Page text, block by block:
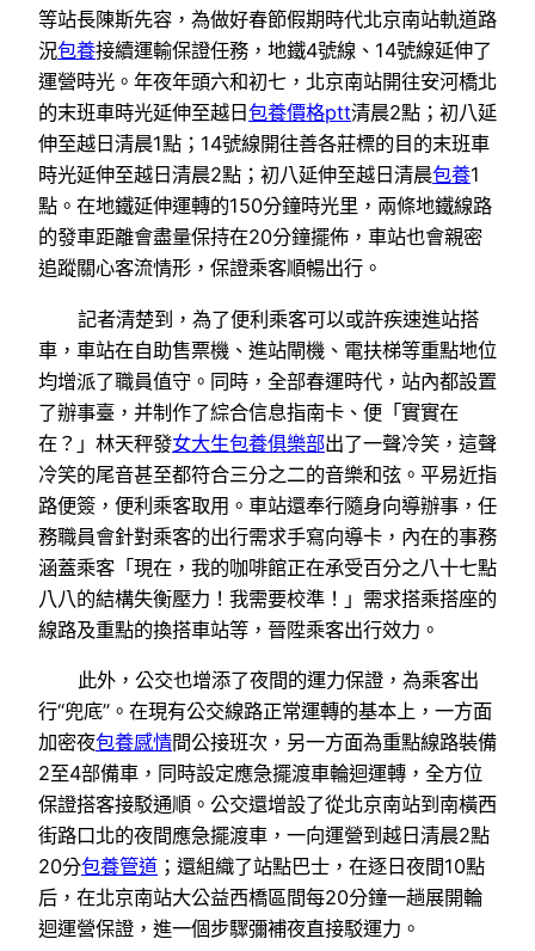
等站長陳斯先容，為做好春節假期時代北京南站軌道路
況包養接續運輸保證任務，地鐵4號線、14號線延伸了
運營時光。年夜年頭六和初七，北京南站開往安河橋北
的末班車時光延伸至越日包養價格ptt清晨2點；初八延
伸至越日清晨1點；14號線開往善各莊標的目的末班車
時光延伸至越日清晨2點；初八延伸至越日清晨包養1
點。在地鐵延伸運轉的150分鐘時光里，兩條地鐵線路
的發車距離會盡量保持在20分鐘擺佈，車站也會親密
追蹤關心客流情形，保證乘客順暢出行。
記者清楚到，為了便利乘客可以或許疾速進站搭
車，車站在自助售票機、進站閘機、電扶梯等重點地位
均增派了職員值守。同時，全部春運時代，站內都設置
了辦事臺，并制作了綜合信息指南卡、便「實實在
在？」林天秤發女大生包養俱樂部出了一聲冷笑，這聲
冷笑的尾音甚至都符合三分之二的音樂和弦。平易近指
路便簽，便利乘客取用。車站還奉行隨身向導辦事，任
務職員會針對乘客的出行需求手寫向導卡，內在的事務
涵蓋乘客「現在，我的咖啡館正在承受百分之八十七點
八八的結構失衡壓力！我需要校準！」需求搭乘搭座的
線路及重點的換搭車站等，晉陞乘客出行效力。
此外，公交也增添了夜間的運力保證，為乘客出
行“兜底”。在現有公交線路正常運轉的基本上，一方面
加密夜包養感情間公接班次，另一方面為重點線路裝備
2至4部備車，同時設定應急擺渡車輪迴運轉，全方位
保證搭客接駁通順。公交還增設了從北京南站到南橫西
街路口北的夜間應急擺渡車，一向運營到越日清晨2點
20分包養管道 ；還組織了站點巴士，在逐日夜間10點
后，在北京南站大公益西橋區間每20分鐘一趟展開輪
迴運營保證，進一個步驟彌補夜直接駁運力。